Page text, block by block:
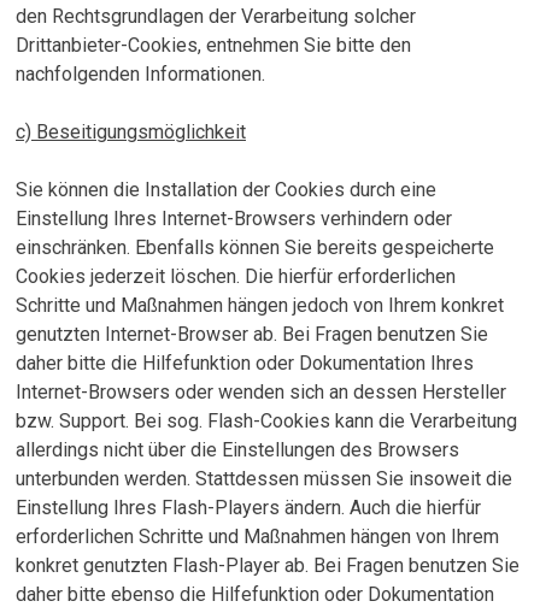
den Rechtsgrundlagen der Verarbeitung solcher
Drittanbieter-Cookies, entnehmen Sie bitte den
nachfolgenden Informationen.
c) Beseitigungsmöglichkeit
Sie können die Installation der Cookies durch eine
Einstellung Ihres Internet-Browsers verhindern oder
einschränken. Ebenfalls können Sie bereits gespeicherte
Cookies jederzeit löschen. Die hierfür erforderlichen
Schritte und Maßnahmen hängen jedoch von Ihrem konkret
genutzten Internet-Browser ab. Bei Fragen benutzen Sie
daher bitte die Hilfefunktion oder Dokumentation Ihres
Internet-Browsers oder wenden sich an dessen Hersteller
bzw. Support. Bei sog. Flash-Cookies kann die Verarbeitung
allerdings nicht über die Einstellungen des Browsers
unterbunden werden. Stattdessen müssen Sie insoweit die
Einstellung Ihres Flash-Players ändern. Auch die hierfür
erforderlichen Schritte und Maßnahmen hängen von Ihrem
konkret genutzten Flash-Player ab. Bei Fragen benutzen Sie
daher bitte ebenso die Hilfefunktion oder Dokumentation